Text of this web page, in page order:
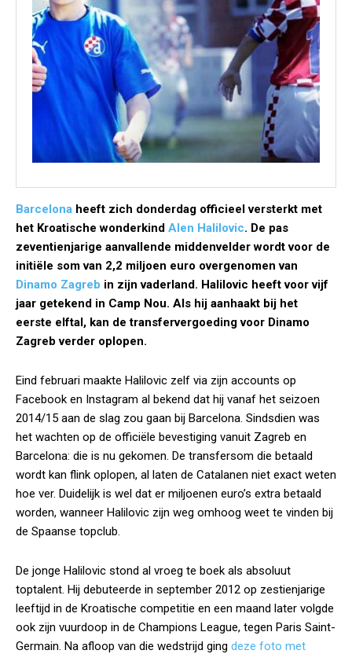
Barcelona heeft zich donderdag officieel versterkt met
het Kroatische wonderkind Alen Halilovic. De pas
zeventienjarige aanvallende middenvelder wordt voor de
initiële som van 2,2 miljoen euro overgenomen van
Dinamo Zagreb in zijn vaderland. Halilovic heeft voor vijf
jaar getekend in Camp Nou. Als hij aanhaakt bij het
eerste elftal, kan de transfervergoeding voor Dinamo
Zagreb verder oplopen.
Eind februari maakte Halilovic zelf via zijn accounts op
Facebook en Instagram al bekend dat hij vanaf het seizoen
2014/15 aan de slag zou gaan bij Barcelona. Sindsdien was
het wachten op de officiële bevestiging vanuit Zagreb en
Barcelona: die is nu gekomen. De transfersom die betaald
wordt kan flink oplopen, al laten de Catalanen niet exact weten
hoe ver. Duidelijk is wel dat er miljoenen euro’s extra betaald
worden, wanneer Halilovic zijn weg omhoog weet te vinden bij
de Spaanse topclub.
De jonge Halilovic stond al vroeg te boek als absoluut
toptalent. Hij debuteerde in september 2012 op zestienjarige
leeftijd in de Kroatische competitie en een maand later volgde
ook zijn vuurdoop in de Champions League, tegen Paris Saint-
Germain. Na afloop van die wedstrijd ging deze foto met